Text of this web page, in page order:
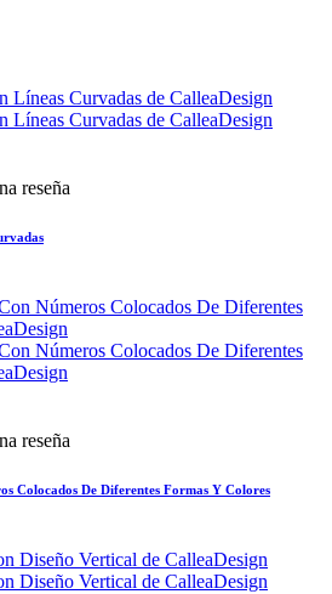
reseña
reseña
Colocados De Diferentes Formas Y Colores